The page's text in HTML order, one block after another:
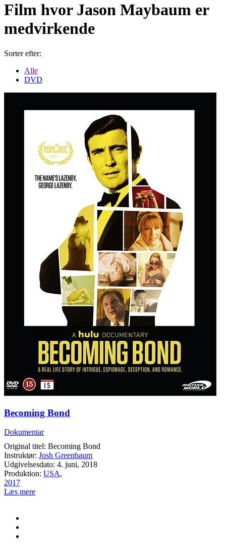
Film hvor Jason Maybaum er
medvirkende
Sorter efter:
Alle
DVD
Becoming Bond
Dokumentar
Original titel: Becoming Bond
Instruktør: Josh Greenbaum
Udgivelsesdato: 4. juni, 2018
Produktion: USA,
2017
Læs mere